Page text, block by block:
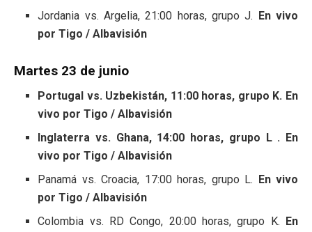
Jordania vs. Argelia, 21:00 horas, grupo J.
En vivo
por Tigo / Albavisión
Martes 23 de junio
Portugal vs. Uzbekistán, 11:00 horas, grupo K. En
vivo por Tigo / Albavisión
Inglaterra vs. Ghana, 14:00 horas, grupo L . En
vivo por Tigo / Albavisión
Panamá vs. Croacia, 17:00 horas, grupo L.
En vivo
por Tigo / Albavisión
Colombia vs. RD Congo, 20:00 horas, grupo K.
En